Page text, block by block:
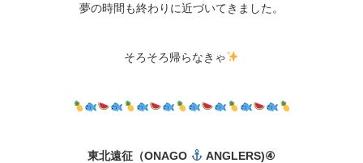
夢の時間も終わりに近づいてきました。
そろそろ帰らなきゃ
東北遠征（ONAGO ANGLERS)④